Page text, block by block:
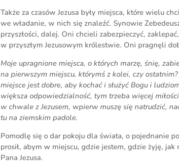
Także za czasów Jezusa były miejsca, które wielu
we władanie, w nich się znaleźć. Synowie
przyszłości, dalej. Oni chcieli zabezpieczyć,
w przyszłym Jezusowym królestwie. Oni pragnęli
Moje upragnione miejsca, o których marzę, śnię,
na pierwszym miejscu, którymś z kolei, czy
miejsce jest dobre, aby kochać i służyć Bogu i
większa odpowiedzialność, tym trzeba więcej
w chwale z Jezusem, wpierw muszę się natrudzić,
tu na ziemskim padole.
Pomodlę się o dar pokoju dla świata, o pojednanie
prosił, abym w miejscu, gdzie jestem, gdzie żyję,
Pana Jezusa.